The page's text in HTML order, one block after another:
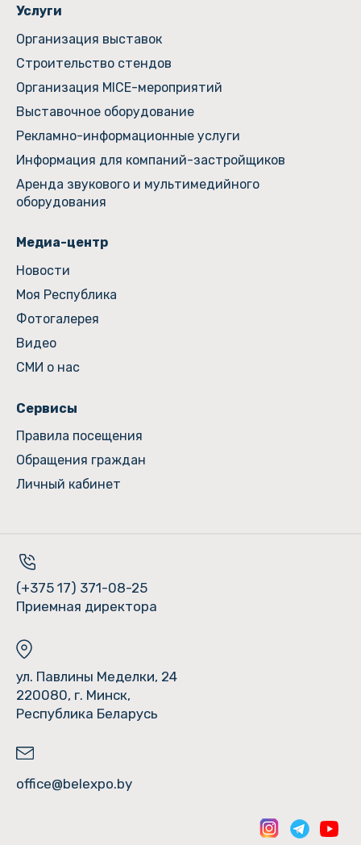
Услуги
Организация выставок
Строительство стендов
Организация MICE-мероприятий
Выставочное оборудование
Рекламно-информационные услуги
Информация для компаний-застройщиков
Аренда звукового и мультимедийного
оборудования
Медиа-центр
Новости
Моя Республика
Фотогалерея
Видео
СМИ о нас
Сервисы
Правила посещения
Обращения граждан
Личный кабинет
(+375 17) 371-08-25
Приемная директора
ул. Павлины Меделки, 24
220080, г. Минск,
Республика Беларусь
office@belexpo.by